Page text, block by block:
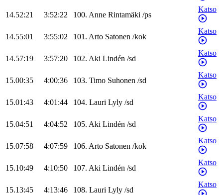
14.52:21 3:52:22 100. Anne Rintamäki /ps
Katso
14.55:01 3:55:02 101. Arto Satonen /kok
Katso
14.57:19 3:57:20 102. Aki Lindén /sd
Katso
15.00:35 4:00:36 103. Timo Suhonen /sd
Katso
15.01:43 4:01:44 104. Lauri Lyly /sd
Katso
15.04:51 4:04:52 105. Aki Lindén /sd
Katso
15.07:58 4:07:59 106. Arto Satonen /kok
Katso
15.10:49 4:10:50 107. Aki Lindén /sd
Katso
15.13:45 4:13:46 108. Lauri Lyly /sd
Katso